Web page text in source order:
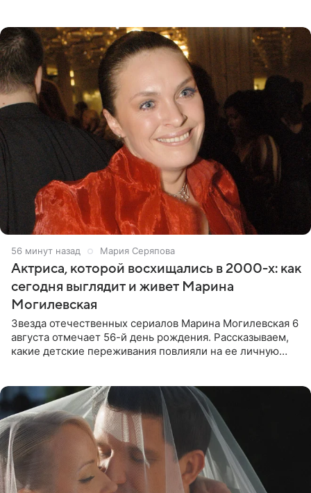
56 минут назад Мария Серяпова
Актриса, которой восхищались в 2000-х: как
сегодня выглядит и живет Марина
Могилевская
Звезда отечественных сериалов Марина Могилевская 6
августа отмечает 56-й день рождения. Рассказываем,
какие детские переживания повлияли на ее личную